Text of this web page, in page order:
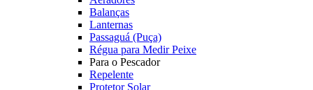
Balanças
Lanternas
Passaguá (Puça)
Régua para Medir Peixe
Para o Pescador
Repelente
Protetor Solar